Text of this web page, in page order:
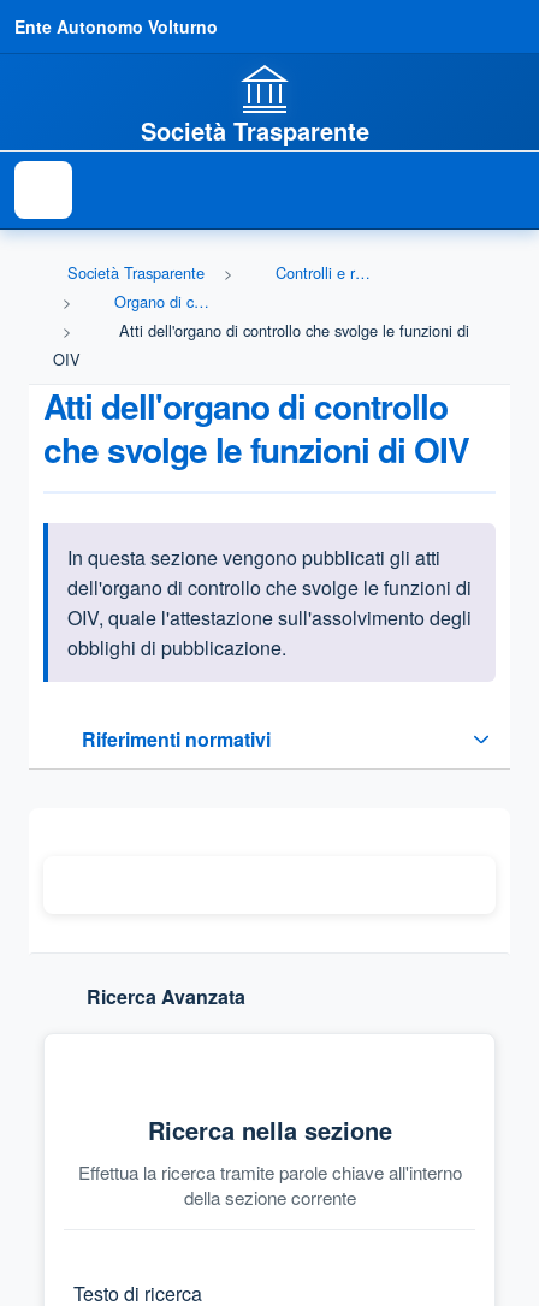
Ente Autonomo Volturno
Società Trasparente
Società Trasparente
Controlli e rilievi sull'amministrazione
Organo di controllo che svolge le funzioni di OIV
Atti dell'organo di controllo che svolge le funzioni di
OIV
Atti dell'organo di controllo
che svolge le funzioni di OIV
Informazioni introduttive
In questa sezione vengono pubblicati gli atti
dell'organo di controllo che svolge le funzioni di
OIV, quale l'attestazione sull'assolvimento degli
obblighi di pubblicazione.
Riferimenti normativi
Sezione compressa
Ricerca Avanzata
Ricerca nella sezione
Effettua la ricerca tramite parole chiave all'interno
della sezione corrente
Testo di ricerca